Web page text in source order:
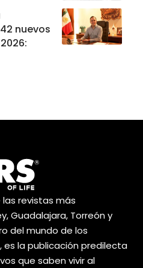
nuevos
las revistas más
Guadalajara, Torreón y
del mundo de los
es la publicación predilecta
que saben vivir al